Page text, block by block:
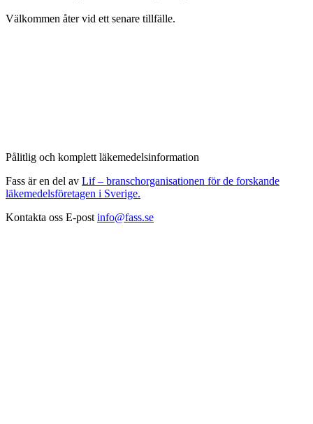
Välkommen åter vid ett senare tillfälle.
Pålitlig och komplett läkemedelsinformation
Fass är en del av Lif – branschorganisationen för de forskande
läkemedelsföretagen i Sverige.
Kontakta oss E-post info@fass.se